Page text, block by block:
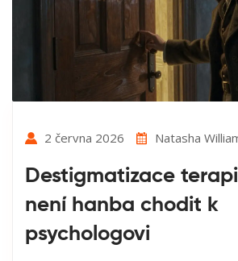
2 června 2026 Natasha
Destigmatizace
není hanba chodit k
psychologovi